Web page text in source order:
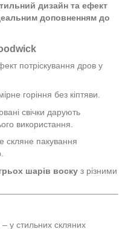
дизайн та ефект
доповненням до
потріскування дров у
горіння без кіптяви.
свічки дарують
використання.
скляне пакування
шарів воску з різними
– у стильних скляних